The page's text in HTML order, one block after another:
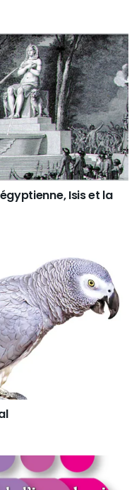
Isis et la